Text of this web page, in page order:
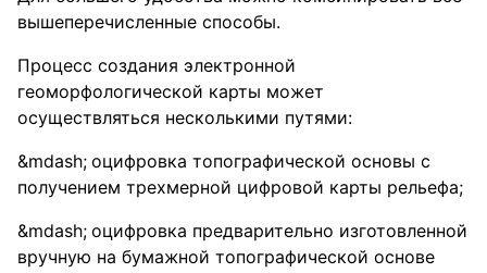
вышеперечисленные способы.
Процесс создания электронной
геоморфологической карты может
осуществляться несколькими путями:
оцифровка топографической основы с
получением трехмерной цифровой карты рельефа;
оцифровка предварительно изготовленной
вручную на бумажной топографической основе